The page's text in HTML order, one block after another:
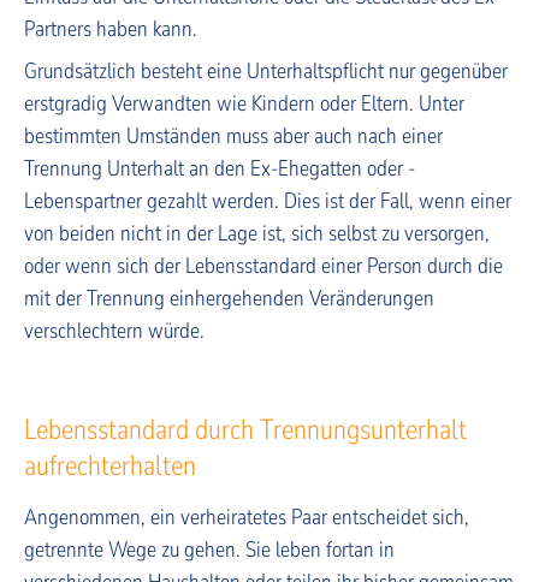
Partners haben kann.
Grundsätzlich besteht eine Unterhaltspflicht nur gegenüber
erstgradig Verwandten wie Kindern oder Eltern. Unter
bestimmten Umständen muss aber auch nach einer
Trennung Unterhalt an den Ex-Ehegatten oder -
Lebenspartner gezahlt werden. Dies ist der Fall, wenn einer
von beiden nicht in der Lage ist, sich selbst zu versorgen,
oder wenn sich der Lebensstandard einer Person durch die
mit der Trennung einhergehenden Veränderungen
verschlechtern würde.
Lebensstandard durch Trennungsunterhalt
aufrechterhalten
Angenommen, ein verheiratetes Paar entscheidet sich,
getrennte Wege zu gehen. Sie leben fortan in